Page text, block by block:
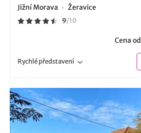
Jižní Morava Žeravice
9/10
Cena od
Rychlépředstavení